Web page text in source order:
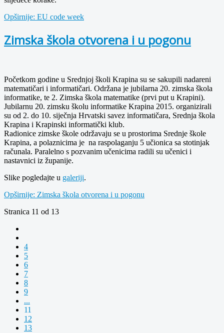
Opširnije: EU code week
Zimska škola otvorena i u pogonu
Početkom godine u Srednjoj školi Krapina su se sakupili nadareni
matematičari i informatičari. Održana je jubilarna 20. zimska škola
informatike, te 2. Zimska škola matematike (prvi put u Krapini).
Jubilarnu 20. zimsku školu informatike Krapina 2015. organizirali
su od 2. do 10. siječnja Hrvatski savez informatičara, Srednja škola
Krapina i Krapinski informatički klub.
Radionice zimske škole održavaju se u prostorima Srednje škole
Krapina, a polaznicima je na raspolaganju 5 učionica sa stotinjak
računala. Paralelno s pozvanim učenicima radili su učenici i
nastavnici iz županije.
Slike pogledajte u galeriji.
Opširnije: Zimska škola otvorena i u pogonu
Stranica 11 od 13
4
5
6
7
8
9
...
11
12
13